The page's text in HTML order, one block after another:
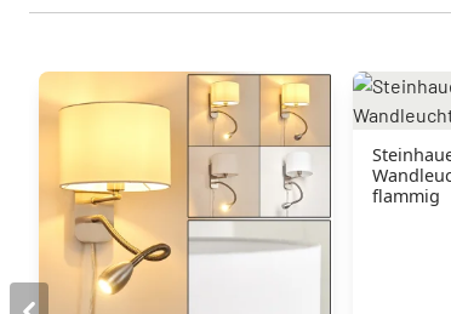
flammig